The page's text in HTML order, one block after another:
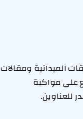
الميدانية ومقالات
على مواكبة
للعناوين.